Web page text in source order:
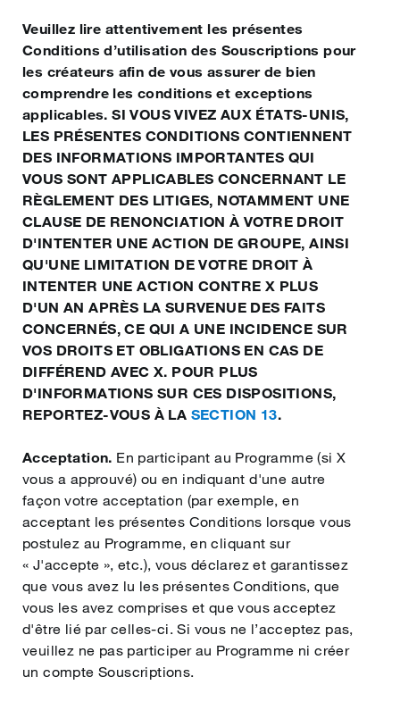
Veuillez lire attentivement les présentes
Conditions d’utilisation des Souscriptions pour
les créateurs afin de vous assurer de bien
comprendre les conditions et exceptions
applicables. SI VOUS VIVEZ AUX ÉTATS‑UNIS,
LES PRÉSENTES CONDITIONS CONTIENNENT
DES INFORMATIONS IMPORTANTES QUI
VOUS SONT APPLICABLES CONCERNANT LE
RÈGLEMENT DES LITIGES, NOTAMMENT UNE
CLAUSE DE RENONCIATION À VOTRE DROIT
D'INTENTER UNE ACTION DE GROUPE, AINSI
QU'UNE LIMITATION DE VOTRE DROIT À
INTENTER UNE ACTION CONTRE X PLUS
D'UN AN APRÈS LA SURVENUE DES FAITS
CONCERNÉS, CE QUI A UNE INCIDENCE SUR
VOS DROITS ET OBLIGATIONS EN CAS DE
DIFFÉREND AVEC X. POUR PLUS
D'INFORMATIONS SUR CES DISPOSITIONS,
REPORTEZ-VOUS À LA SECTION 13.
Acceptation. En participant au Programme (si X
vous a approuvé) ou en indiquant d'une autre
façon votre acceptation (par exemple, en
acceptant les présentes Conditions lorsque vous
postulez au Programme, en cliquant sur
« J'accepte », etc.), vous déclarez et garantissez
que vous avez lu les présentes Conditions, que
vous les avez comprises et que vous acceptez
d'être lié par celles-ci. Si vous ne l’acceptez pas,
veuillez ne pas participer au Programme ni créer
un compte Souscriptions.
Suomi
Gaeilge
Hrvatski
Magyar
Lietuvių
Latviešu
Malti
Slovenščina
Svenska